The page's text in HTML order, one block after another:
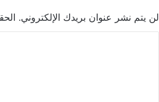
لن يتم نشر عنوان بريدك الإلكتروني.